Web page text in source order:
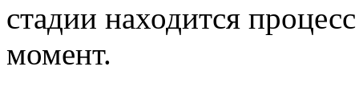
стадии находится
момент.